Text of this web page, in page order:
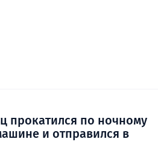
прокатился по ночному
и отправился в